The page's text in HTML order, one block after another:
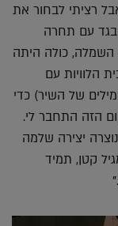
רציתי לבחור את
עם תחרה
השמלה, כולה היתה
הלוויות עם
של השיר) כדי
הזה התחבר לי.
נוצרה יצירה שלמה
קטן, תמיד